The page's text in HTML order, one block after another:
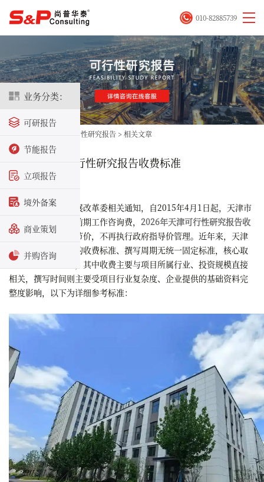
业务分类：
可研报告
节能报告
立项报告
境外备案
商业策划
并购咨询
010-82885739
可行性研究报告 > 相关文章
2026年天津可行性研究报告收费标准
2026-01-29
结合天津市发展改革委相关通知，自2015年4月1日起，天津市
全面放开建设项目前期工作咨询费， 2026年天津可行性研究报告收
费标准实行市场调节价，不再执行政府指导价管理。近年来，天津
市可行性研究报告的收费标准、撰写周期无统一固定标准，核心取
决于项目具体情况，其中收费主要与项目所属行业、投资规模直接
相关，撰写时间则主要受项目行业复杂度、企业提供的基础资料完
整度影响，以下为详细参考标准：